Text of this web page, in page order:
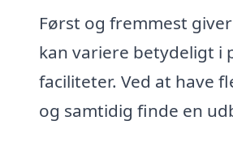
Først og fremmest
kan variere betydeligt i
faciliteter. Ved at have
og samtidig finde en